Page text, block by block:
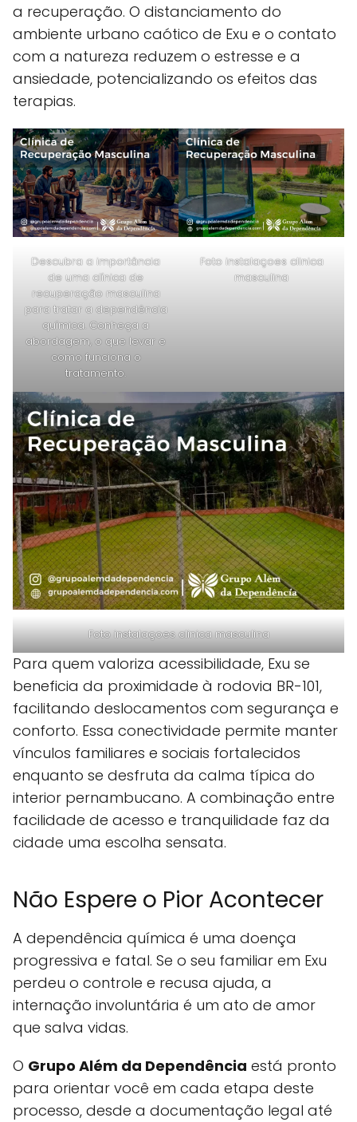
a recuperação. O distanciamento do
ambiente urbano caótico de Exu e o contato
com a natureza reduzem o estresse e a
ansiedade, potencializando os efeitos das
terapias.
Descubra a importância
de uma clínica de
recuperação masculina
para tratar a dependência
química. Conheça a
abordagem, o que levar e
como funciona o
tratamento.
Foto instalaçoes clinica
masculina
Foto instalaçoes clinica masculina
Para quem valoriza acessibilidade, Exu se
beneficia da proximidade à rodovia BR-101,
facilitando deslocamentos com segurança e
conforto. Essa conectividade permite manter
vínculos familiares e sociais fortalecidos
enquanto se desfruta da calma típica do
interior pernambucano. A combinação entre
facilidade de acesso e tranquilidade faz da
cidade uma escolha sensata.
Não Espere o Pior Acontecer
A dependência química é uma doença
progressiva e fatal. Se o seu familiar em Exu
perdeu o controle e recusa ajuda, a
internação involuntária é um ato de amor
que salva vidas.
O Grupo Além da Dependência está pronto
para orientar você em cada etapa deste
processo, desde a documentação legal até